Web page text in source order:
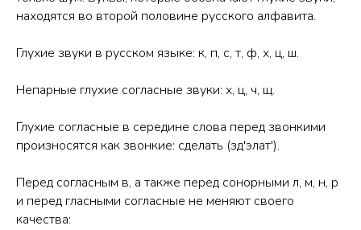
находятся во второй половине русского алфавита.
Глухие звуки в русском языке: к, п, с, т, ф, х, ц, ш.
Непарные глухие согласные звуки: х, ц, ч, щ.
Глухие согласные в середине слова перед звонкими
произносятся как звонкие: сделать (зд'элат').
Перед согласным в, а также перед сонорными л, м, н, р
и перед гласными согласные не меняют своего
качества: